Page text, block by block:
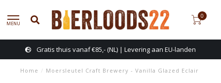
MENU
0
Gratis thuis vanaf €85,- (NL) | Levering aan EU-landen
Home / Moersleutel Craft Brewery - Vanilla Glazed Eclair